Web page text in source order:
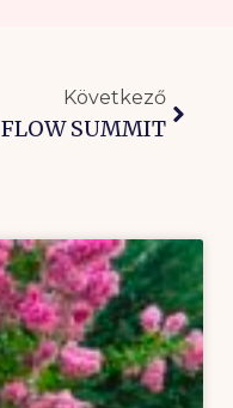
Következő
FLOW SUMMIT